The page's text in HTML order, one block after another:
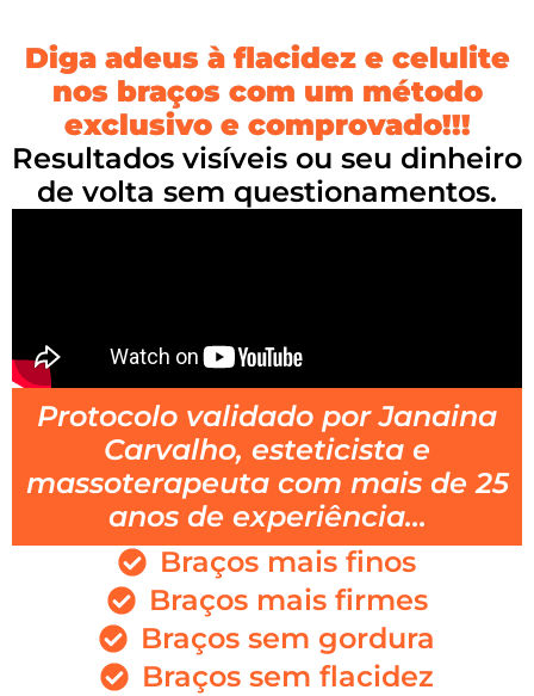
Diga adeus à flacidez e celulite
nos braços com um método
exclusivo e comprovado!!!
Resultados visíveis ou seu dinheiro
de volta sem questionamentos.
Protocolo validado por Janaina
Carvalho, esteticista e
massoterapeuta com mais de 25
anos de experiência...
Braços mais finos
Braços mais firmes
Braços sem gordura
Braços sem flacidez